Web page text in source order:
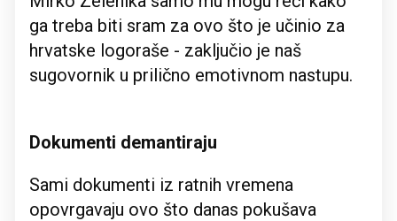
ga treba biti sram za ovo što je učinio za
hrvatske logoraše - zaključio je naš
sugovornik u prilično emotivnom nastupu.
Dokumenti demantiraju
Sami dokumenti iz ratnih vremena
opovrgavaju ovo što danas pokušava